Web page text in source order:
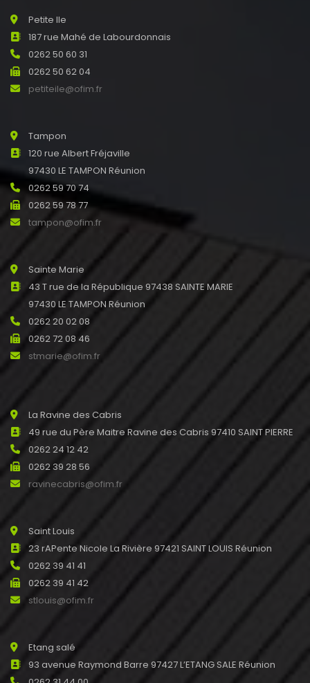
Petite Ile
187 rue Mahé de Labourdonnais
0262 50 60 31
0262 50 62 04
petiteile@ofim.fr
Tampon
120 rue Albert Fréjaville
97430 LE TAMPON Réunion
0262 59 70 74
0262 59 78 77
tampon@ofim.fr
Sainte Marie
43 T rue de la République 97438 SAINTE MARIE
97430 LE TAMPON Réunion
0262 20 02 08
0262 72 08 46
stmarie@ofim.fr
La Ravine des Cabris
49 rue du Père Maitre Ravine des Cabris 97410 SAINT PIERRE
0262 24 12 42
0262 39 28 56
ravinecabris@ofim.fr
Saint Louis
23 rAPente Nicole La Rivière 97421 SAINT LOUIS Réunion
0262 39 41 41
0262 39 41 42
stlouis@ofim.fr
Etang salé
93 avenue Raymond Barre 97427 L’ETANG SALE Réunion